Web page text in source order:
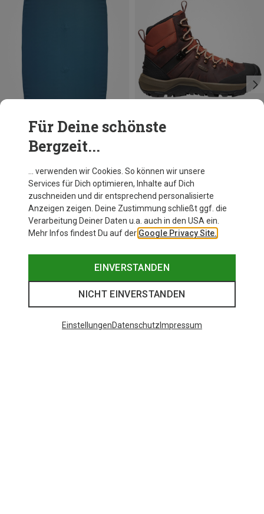
Du sparst 18%
Für Deine schönste
Bergzeit...
… verwenden wir Cookies. So können wir unsere
Services für Dich optimieren, Inhalte auf Dich
zuschneiden und dir entsprechend personalisierte
Anzeigen zeigen. Deine Zustimmung schließt ggf. die
Verarbeitung Deiner Daten u.a. auch in den USA ein.
Mehr Infos findest Du auf der Google Privacy Site.
EINVERSTANDEN
NICHT EINVERSTANDEN
EinstellungenDatenschutz Impressum